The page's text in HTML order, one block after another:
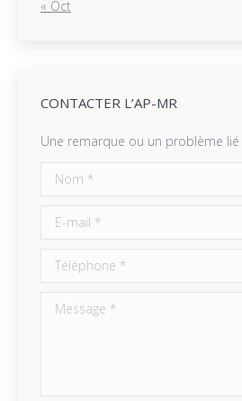
« Oct
CONTACTER L’AP-MR
Une remarque ou un problème
Nom *
E-mail *
Téléphone *
Message *